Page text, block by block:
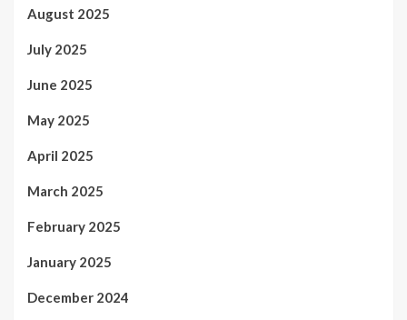
August 2025
July 2025
June 2025
May 2025
April 2025
March 2025
February 2025
January 2025
December 2024